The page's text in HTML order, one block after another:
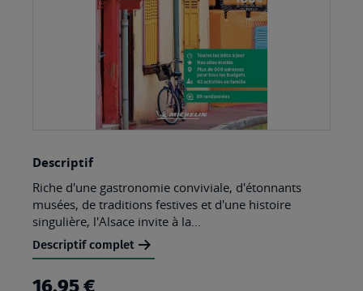
to
the
beginning
of
the
images
Descriptif
Riche d'une gastronomie conviviale, d'étonnants
musées, de traditions festives et d'une histoire
singulière, l'Alsace invite à la...
Descriptif complet
16,95 €